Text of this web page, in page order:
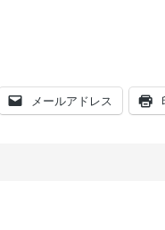
メールアドレス